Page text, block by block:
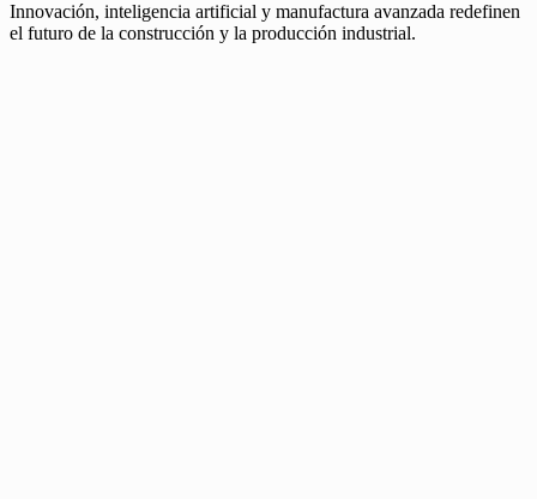
Innovación, inteligencia artificial y manufactura avanzada redefinen
el futuro de la construcción y la producción industrial.